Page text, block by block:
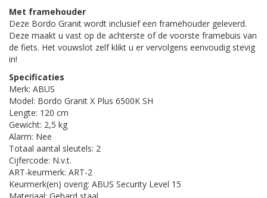
Met framehouder
Deze Bordo Granit wordt inclusief een framehouder geleverd.
Deze maakt u vast op de achterste of de voorste framebuis van
de fiets. Het vouwslot zelf klikt u er vervolgens eenvoudig stevig
in!
Specificaties
Merk: ABUS
Model: Bordo Granit X Plus 6500K SH
Lengte: 120 cm
Gewicht: 2,5 kg
Alarm: Nee
Totaal aantal sleutels: 2
Cijfercode: N.v.t.
ART-keurmerk: ART-2
Keurmerk(en) overig: ABUS Security Level 15